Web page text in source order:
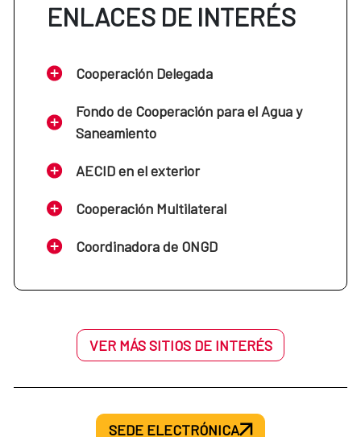
ENLACES DE INTERÉS
Cooperación Delegada
Fondo de Cooperación para el Agua y
Saneamiento
AECID en el exterior
Cooperación Multilateral
Coordinadora de ONGD
VER MÁS SITIOS DE INTERÉS
SEDE ELECTRÓNICA